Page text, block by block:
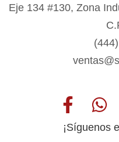
Eje 134 #130, Zona
¡Síguenos